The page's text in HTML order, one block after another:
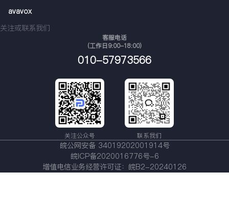
avavox
关注或联系我们
客服电话
（工作日9:00-18:00）
010-57973566
关注公众号 联系我们
皖公网安备 34019202001914号
皖ICP备2020016776号-6
增值电信业务经营许可证：皖B2-20240126